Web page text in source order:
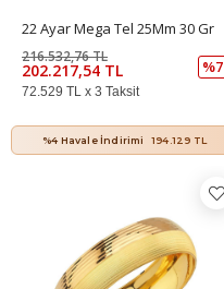
22 Ayar Mega Tel 25Mm 30 Gr
202.217,54 TL
216.532,76 TL
%7
72.529 TL x 3 Taksit
%4 Havale İndirimi 194.129 TL